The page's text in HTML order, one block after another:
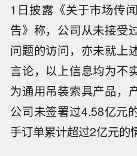
1日披露《关于市场传
告》称，公司从未接受
问题的访问，亦未就上
言论，以上信息均为不
为通用吊装索具产品，
公司未签署过4.58亿元
手订单累计超过2亿元的